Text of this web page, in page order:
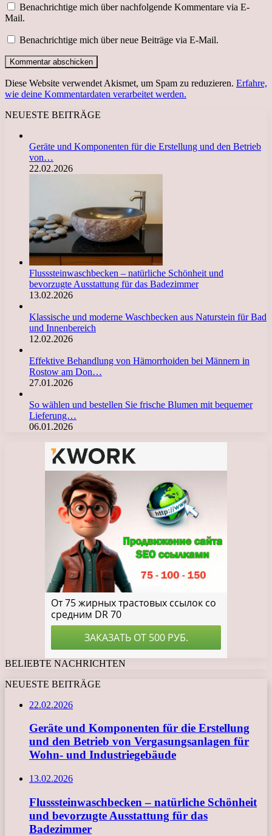
Benachrichtige mich über nachfolgende Kommentare via E-
Mail.
Benachrichtige mich über neue Beiträge via E-Mail.
Diese Website verwendet Akismet, um Spam zu reduzieren. Erfahre,
wie deine Kommentardaten verarbeitet werden.
NEUESTE BEITRÄGE
Geräte und Komponenten für die Erstellung und den Betrieb
von…
22.02.2026
Flusssteinwaschbecken – natürliche Schönheit und
bevorzugte Ausstattung für das Badezimmer
13.02.2026
Klassische und moderne Waschbecken aus Naturstein für Bad
und Innenbereich
12.02.2026
Effektive Behandlung von Hämorrhoiden bei Männern in
Rostow am Don…
27.01.2026
So wählen und bestellen Sie frische Blumen mit bequemer
Lieferung…
06.01.2026
BELIEBTE NACHRICHTEN
NEUESTE BEITRÄGE
22.02.2026
Geräte und Komponenten für die Erstellung
und den Betrieb von Vergasungsanlagen für
Wohn- und Industriegebäude
13.02.2026
Flusssteinwaschbecken – natürliche Schönheit
und bevorzugte Ausstattung für das
Badezimmer